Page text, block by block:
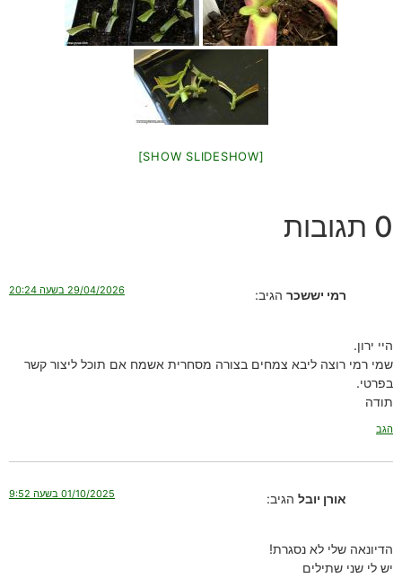
[SHOW SLIDESHOW]
0 תגובות
רמי יששכר הגיב: 29/04/2026 בשעה 20:24
היי ירון.
שמי רמי רוצה ליבא צמחים בצורה מסחרית אשמח אם תוכל ליצור קשר
בפרטי.
תודה
הגב
אורן יובל הגיב: 01/10/2025 בשעה 9:52
הדיונאה שלי לא נסגרת!
יש לי שני שתילים